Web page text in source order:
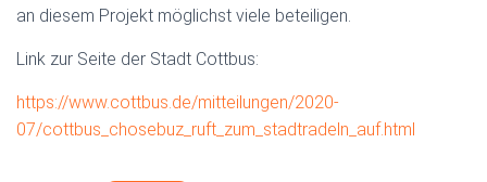
an diesem Projekt möglichst viele beteiligen.
Link zur Seite der Stadt Cottbus:
https://www.cottbus.de/mitteilungen/2020-
07/cottbus_chosebuz_ruft_zum_stadtradeln_auf.html